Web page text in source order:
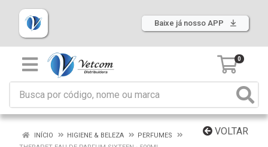
Baixe já nosso APP
0
VOLTAR
INÍCIO HIGIENE & BELEZA
PERFUMES